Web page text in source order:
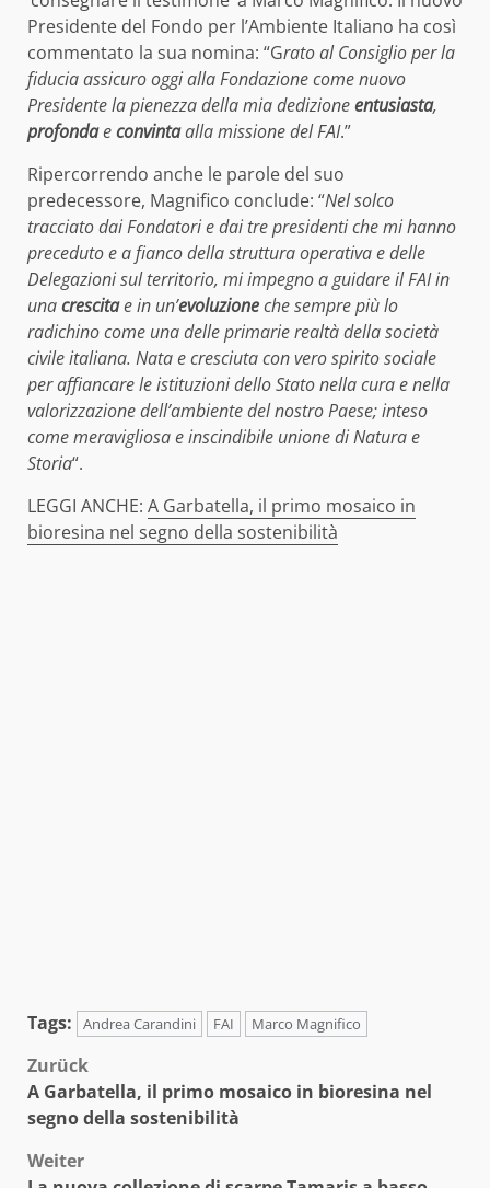
Presidente del Fondo per l’Ambiente Italiano ha così
commentato la sua nomina: “Grato al Consiglio per la
fiducia assicuro oggi alla Fondazione come nuovo
Presidente la pienezza della mia dedizioneentusiasta,
profondaeconvintaalla missione del FAI.”
Ripercorrendo anche le parole del suo
predecessore, Magnifico conclude: “Nel solco
tracciato dai Fondatori e dai tre presidenti che mi hanno
preceduto e a fianco della struttura operativa e delle
Delegazioni sul territorio, mi impegno a guidare il FAI in
unacrescitae in un’evoluzioneche sempre più lo
radichino come una delle primarie realtà della società
civile italiana. Nata e cresciuta con vero spirito sociale
per affiancare le istituzioni dello Stato nella cura e nella
valorizzazione dell’ambiente del nostro Paese; inteso
come meravigliosa e inscindibile unione di Natura e
Storia“.
LEGGI ANCHE: A Garbatella, il primo mosaico in
bioresina nel segno della sostenibilità
Tags: Andrea Carandini FAI Marco Magnifico
Beitragsnavigation
Zurück
A Garbatella, il primo mosaico in bioresina nel
segno della sostenibilità
Weiter